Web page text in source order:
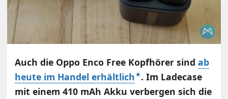
Auch die Oppo Enco Free Kopfhörer sindab
heute im Handel erhältlich . Im Ladecase
mit einem 410 mAh Akku verbergen sich die